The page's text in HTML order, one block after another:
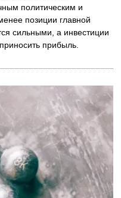
политическим и
позиции главной
сильными, а инвестиции
прибыль.